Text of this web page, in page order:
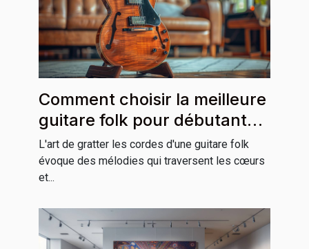
Comment choisir la meilleure
guitare folk pour débutants
et professionnels
L'art de gratter les cordes d'une guitare folk
évoque des mélodies qui traversent les cœurs
et...